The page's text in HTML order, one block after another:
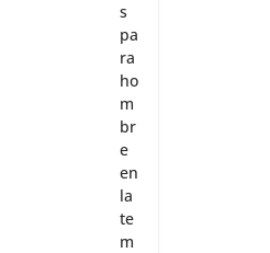
s
pa
ra
ho
m
br
e
en
la
te
m